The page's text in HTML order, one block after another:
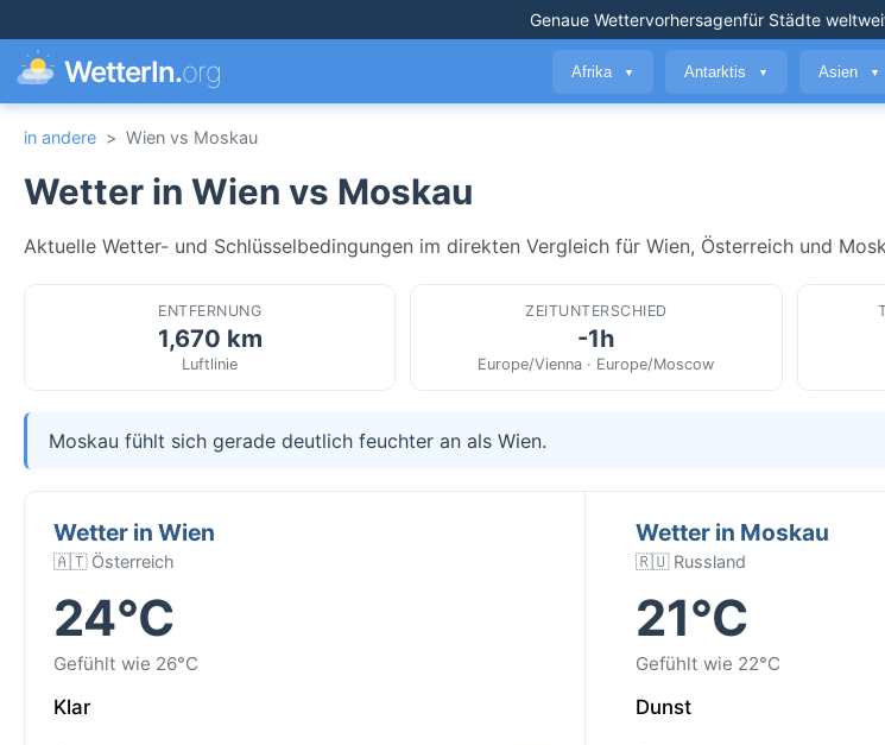
Genaue Wettervorhersagenfür Städte
WetterIn.org Afrika ▼ Antarktis ▼ Asien ▼
in andere > Wien vs Moskau
Wetter in Wien vs Moskau
Aktuelle Wetter- und Schlüsselbedingungen im direkten Vergleich für Wien, Österreich und
ENTFERNUNG
1,670 km
Luftlinie
ZEITUNTERSCHIED
-1h
Europe/Vienna · Europe/Moscow
Moskau fühlt sich gerade deutlich feuchter an als Wien.
Wetter in Wien
🇦🇹 Österreich
24°C
Gefühlt wie 26°C
Klar
Wetter in Moskau
🇷🇺 Russland
21°C
Gefühlt wie 22°C
Dunst